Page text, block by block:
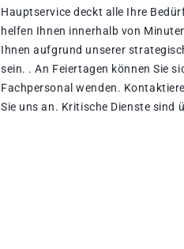
Hauptservice deckt alle Ihre
helfen Ihnen innerhalb von
Ihnen aufgrund unserer
sein. . An Feiertagen können Sie
Fachpersonal wenden.
Sie uns an. Kritische Dienste sind